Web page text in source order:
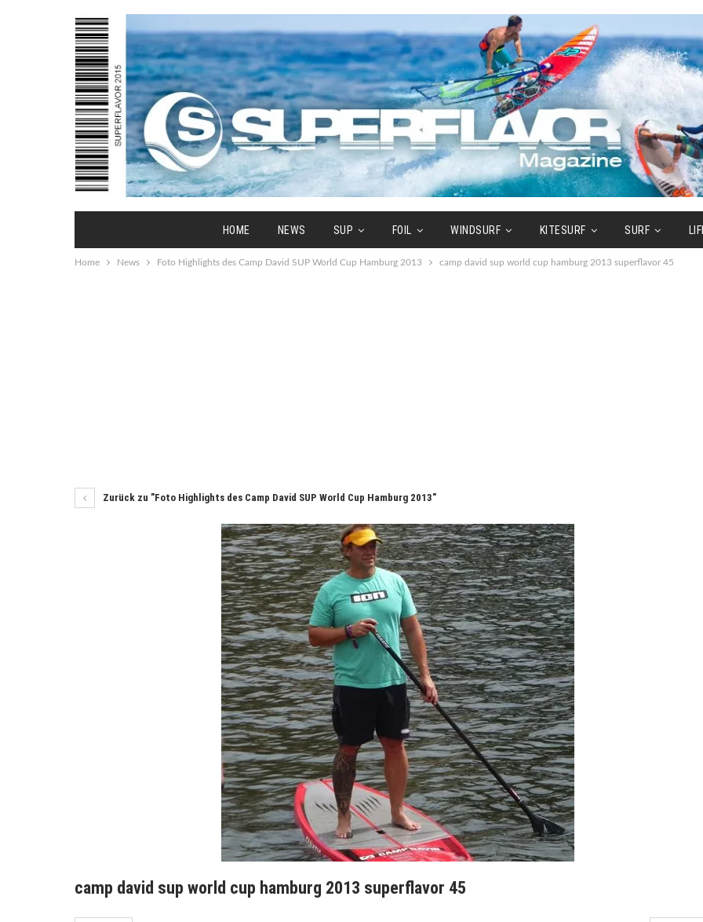
HOME NEWS SUP FOIL WINDSURF KITESURF SURF
Home News Foto Highlights des Camp David SUP World Cup Hamburg 2013 camp david sup world cup hamburg 2013 superflavor 45
Zurück zu "Foto Highlights des Camp David SUP World Cup Hamburg 2013"
camp david sup world cup hamburg 2013 superflavor 45